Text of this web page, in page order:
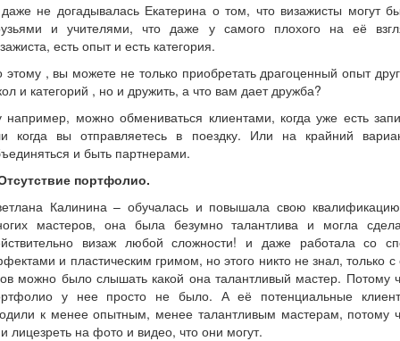
не догадывалась Екатерина о том, что визажисты могут
и учителями, что даже у самого плохого на её
есть опыт и есть категория.
этому , вы можете не только приобретать драгоценный опыт
и категорий , но и дружить, а что вам дает дружба?
например, можно обмениваться клиентами, когда уже есть
когда вы отправляетесь в поездку. Или на крайний
и быть партнерами.
портфолио.
Калинина – обучалась и повышала свою
мастеров, она была безумно талантлива и могла
визаж любой сложности! и даже работала со
и пластическим гримом, но этого никто не знал, только с
можно было слышать какой она талантливый мастер. Потому
у нее просто не было. А её потенциальные
к менее опытным, менее талантливым мастерам, потому
лицезреть на фото и видео, что они могут.